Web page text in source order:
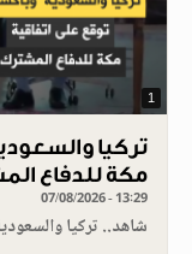
1
تركيا
مكة للدفاع
07/08/2026 - 13:29
شاهد.. تركيا